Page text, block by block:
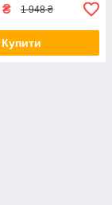
₴ 1 948 ₴
Купити